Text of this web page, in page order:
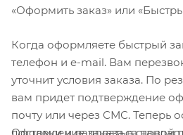
Задний тормоз: SHIMANO GRX
Покрышки: Schwalbe G-One
RaceGuard, TL-Easy, 45-622,
Обода: DT Swiss HG 1800
«Оформить заказ» или
Когда оформляете быстрый
телефон и e-mail. Вам
уточнит условия заказа. По
вам придет подтверждение
почту или через СМС. Теперь